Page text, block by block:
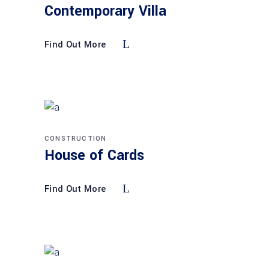
Contemporary Villa
Find Out More
CONSTRUCTION
House of Cards
Find Out More